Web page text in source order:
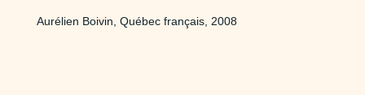
Aurélien Boivin, Québec français, 2008